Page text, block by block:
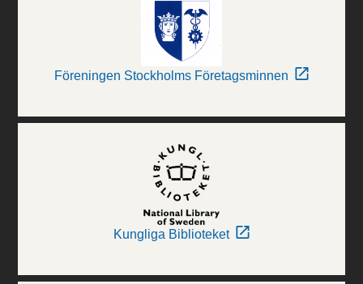
Föreningen Stockholms Företagsminnen
Kungliga Biblioteket